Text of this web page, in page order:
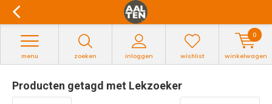
zoeken inloggen
menu wishlist winkelwagen
0
Producten getagd met Lekzoeker